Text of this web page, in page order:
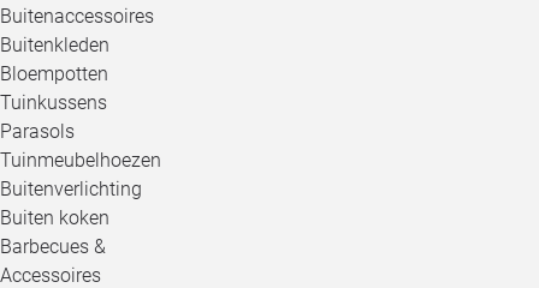
Buitenaccessoires
Buitenkleden
Bloempotten
Tuinkussens
Parasols
Tuinmeubelhoezen
Buitenverlichting
Buiten koken
Barbecues &
Accessoires